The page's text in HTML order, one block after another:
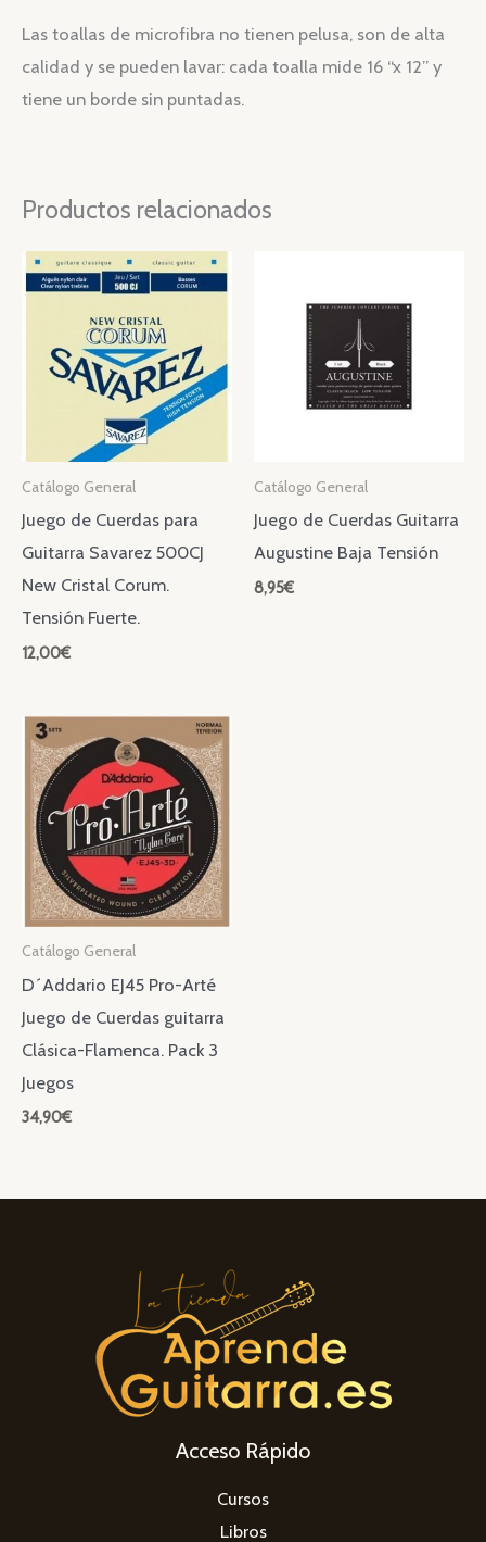
Las toallas de microfibra no tienen pelusa, son de alta
calidad y se pueden lavar: cada toalla mide 16 “x 12” y
tiene un borde sin puntadas.
Productos relacionados
Catálogo General
Juego de Cuerdas para
Guitarra Savarez 500CJ
New Cristal Corum.
Tensión Fuerte.
12,00€
Catálogo General
Juego de Cuerdas Guitarra
Augustine Baja Tensión
8,95€
Catálogo General
D´Addario EJ45 Pro-Arté
Juego de Cuerdas guitarra
Clásica-Flamenca. Pack 3
Juegos
34,90€
Acceso Rápido
Cursos
Libros